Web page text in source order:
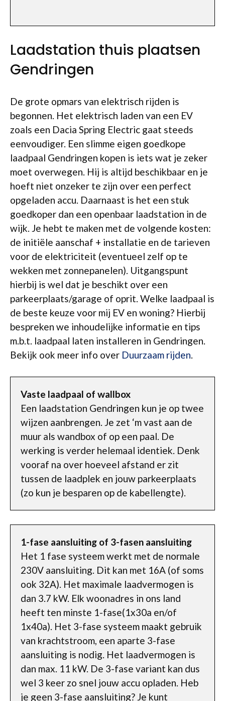
Laadstation thuis plaatsen
Gendringen
De grote opmars van elektrisch rijden is
begonnen. Het elektrisch laden van een EV
zoals een Dacia Spring Electric gaat steeds
eenvoudiger. Een slimme eigen goedkope
laadpaal Gendringen kopen is iets wat je zeker
moet overwegen. Hij is altijd beschikbaar en je
hoeft niet onzeker te zijn over een perfect
opgeladen accu. Daarnaast is het een stuk
goedkoper dan een openbaar laadstation in de
wijk. Je hebt te maken met de volgende kosten:
de initiële aanschaf + installatie en de tarieven
voor de elektriciteit (eventueel zelf op te
wekken met zonnepanelen). Uitgangspunt
hierbij is wel dat je beschikt over een
parkeerplaats/garage of oprit. Welke laadpaal is
de beste keuze voor mij EV en woning? Hierbij
bespreken we inhoudelijke informatie en tips
m.b.t. laadpaal laten installeren in Gendringen.
Bekijk ook meer info over Duurzaam rijden.
Vaste laadpaal of wallbox
Een laadstation Gendringen kun je op twee
wijzen aanbrengen. Je zet ‘m vast aan de
muur als wandbox of op een paal. De
werking is verder helemaal identiek. Denk
vooraf na over hoeveel afstand er zit
tussen de laadplek en jouw parkeerplaats
(zo kun je besparen op de kabellengte).
1-fase aansluiting of 3-fasen aansluiting
Het 1 fase systeem werkt met de normale
230V aansluiting. Dit kan met 16A (of soms
ook 32A). Het maximale laadvermogen is
dan 3.7 kW. Elk woonadres in ons land
heeft ten minste 1-fase(1x30a en/of
1x40a). Het 3-fase systeem maakt gebruik
van krachtstroom, een aparte 3-fase
aansluiting is nodig. Het laadvermogen is
dan max. 11 kW. De 3-fase variant kan dus
wel 3 keer zo snel jouw accu opladen. Heb
je geen 3-fase aansluiting? Je kunt